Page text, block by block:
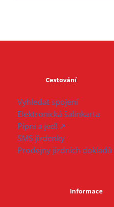
Cestování
Vyhledat spojení
Elektronická šalinkarta
Pípni a jeď! ↗
SMS jízdenky
Prodejny jízdních dokladů
Informace